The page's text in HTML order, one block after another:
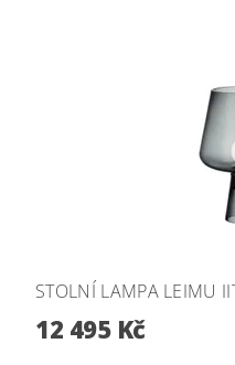
STOLNÍ LAMPA LEIMU
12 495 Kč